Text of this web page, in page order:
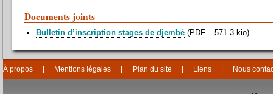
Documents joints
Bulletin d’inscription stages de djembé (PDF – 571.3 kio)
À propos Mentions légales Plan du site Liens Nous